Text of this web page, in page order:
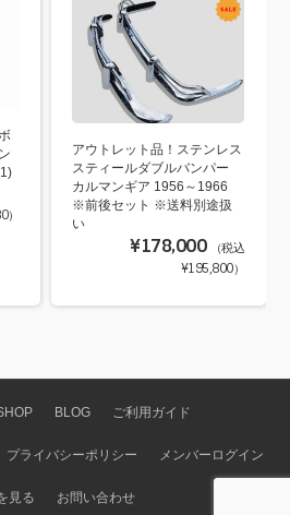
アウトレット品！ステンレス
スティールダブルバンパー
カルマンギア 1956～1966
※前後セット ※送料別途扱
い
¥178,000
（税込
¥195,800）
BLOG ご利用ガイド
プライバシーポリシー メンバーログイン
見る お問い合わせ